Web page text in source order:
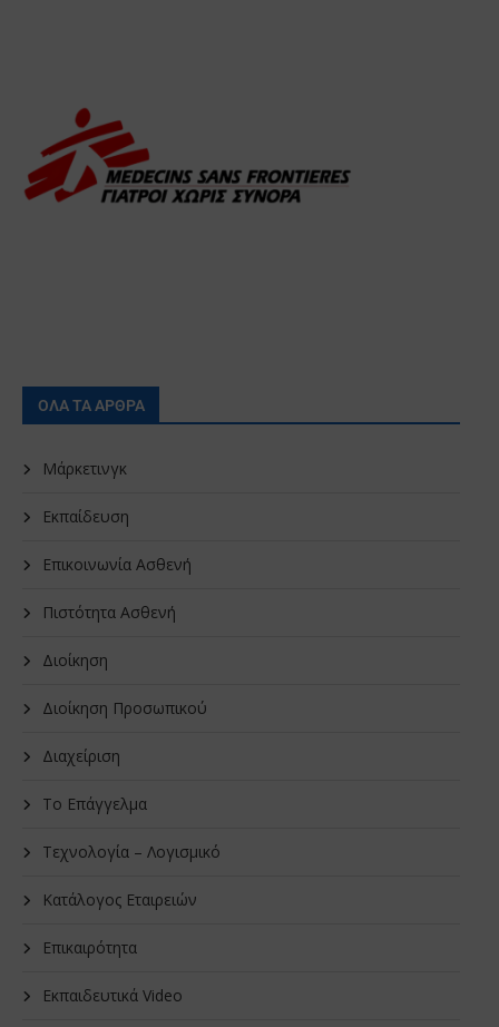
ΟΛΑ ΤΑ ΑΡΘΡΑ
Μάρκετινγκ
Εκπαίδευση
Επικοινωνία Ασθενή
Πιστότητα Ασθενή
Διοίκηση
Διοίκηση Προσωπικού
Διαχείριση
Το Επάγγελμα
Τεχνολογία – Λογισμικό
Κατάλογος Εταιρειών
Επικαιρότητα
Εκπαιδευτικά Video